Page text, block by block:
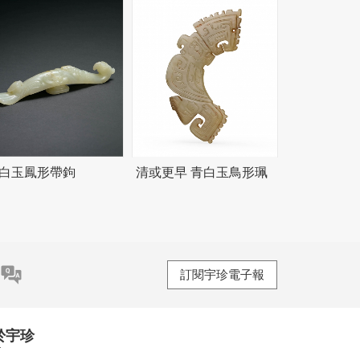
玉鳳形帶鉤 清或更早 青白玉鳥形珮
訂閱宇珍電子報
宇珍